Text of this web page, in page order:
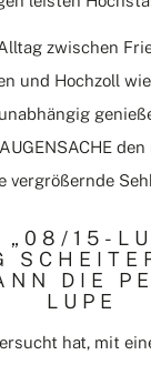
zwischen
und Hochzoll
vergrößernde
„08/15-
DIE
LUPE
hat, mit